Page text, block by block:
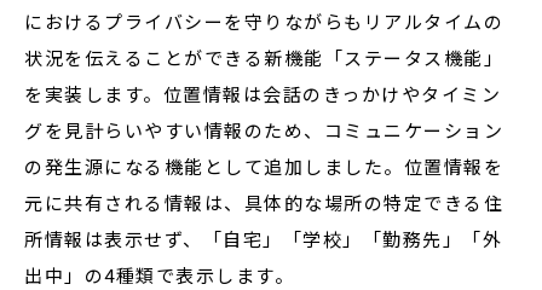
におけるプライバシーを守りながらもリアルタイムの
状況を伝えることができる新機能「ステータス機能」
を実装します。位置情報は会話のきっかけやタイミン
グを見計らいやすい情報のため、コミュニケーション
の発生源になる機能として追加しました。位置情報を
元に共有される情報は、具体的な場所の特定できる住
所情報は表示せず、「自宅」「学校」「勤務先」「外
出中」の4種類で表示します。